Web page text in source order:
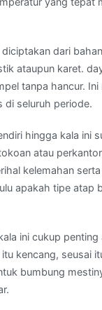
dari
ataupun karet.
tanpa hancur.
di seluruh periode.
hingga kala ini
atau
kelemahan
apakah tipe atap
ini cukup
kencang, seusai
bumbung